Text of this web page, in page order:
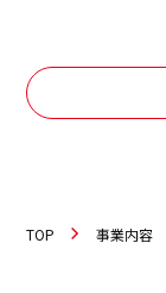
TOP 事業内容